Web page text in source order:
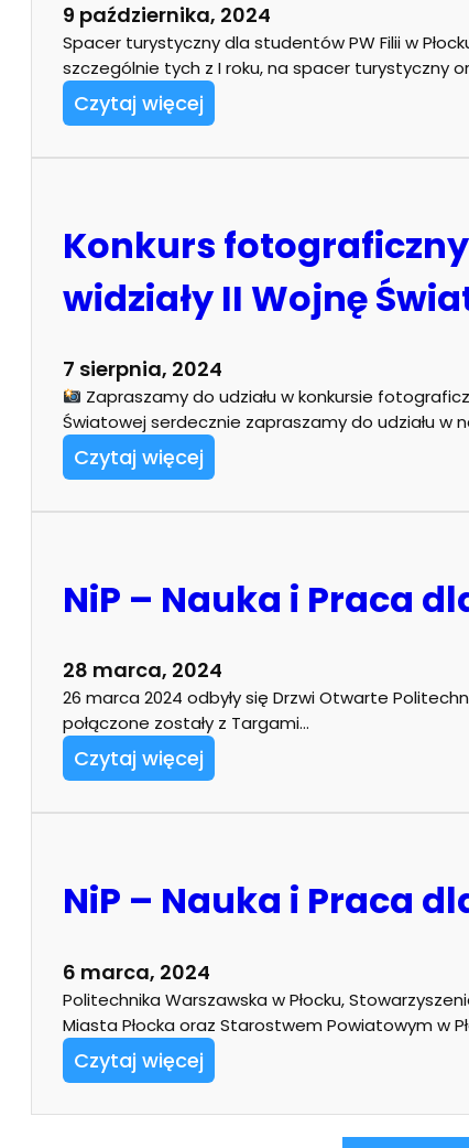
9 października, 2024
Spacer turystyczny dla studentów PW Filii w
szczególnie tych z I roku, na spacer turystyczny
Czytaj więcej
Konkurs
widziały II Wojnę
7 sierpnia, 2024
Zapraszamy do udziału w konkursie
Światowej serdecznie zapraszamy do udziału w
Czytaj więcej
NiP – Nauka i Praca
28 marca, 2024
26 marca 2024 odbyły się Drzwi Otwarte
połączone zostały z Targami…
Czytaj więcej
NiP – Nauka i Praca
6 marca, 2024
Politechnika Warszawska w Płocku,
Miasta Płocka oraz Starostwem Powiatowym w
Czytaj więcej